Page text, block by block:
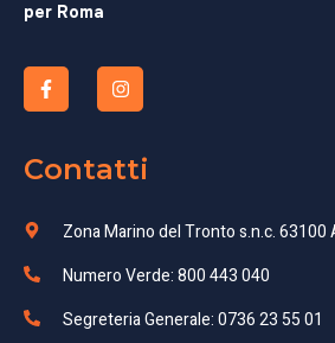
per Roma
Contatti
Zona Marino del Tronto s.n.c. 63100
Numero Verde: 800 443 040
Segreteria Generale: 0736 23 55 01